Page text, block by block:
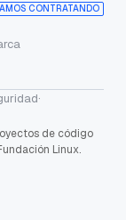
CONTRATANDO
·
de código
Linux.